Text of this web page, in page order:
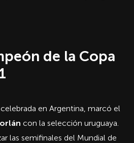
de la Copa
en Argentina, marcó el
con la selección uruguaya.
las semifinales del Mundial de